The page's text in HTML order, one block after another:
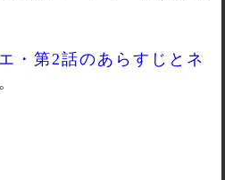
・第2話のあらすじとネ